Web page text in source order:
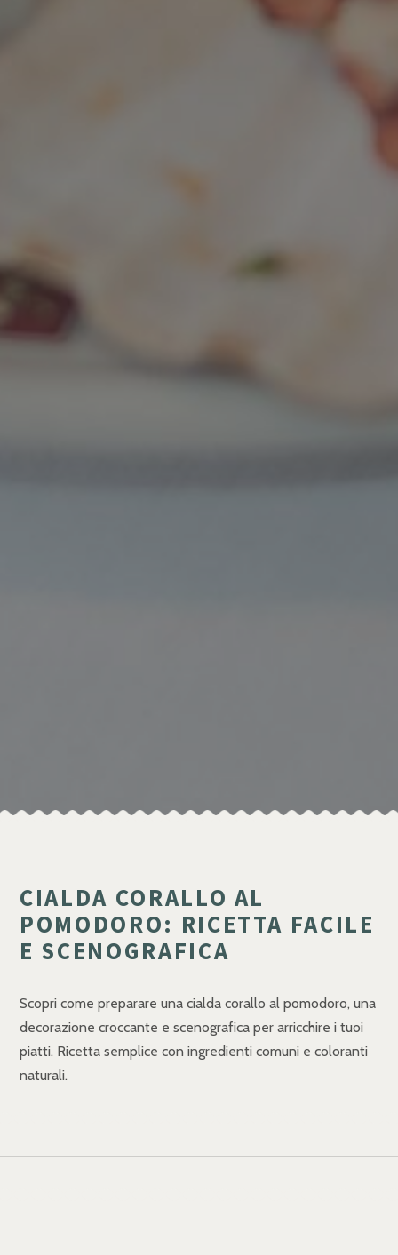
CIALDA CORALLO AL
POMODORO: RICETTA FACILE
E SCENOGRAFICA
Scopri come preparare una cialda corallo al pomodoro, una
decorazione croccante e scenografica per arricchire i tuoi
piatti. Ricetta semplice con ingredienti comuni e coloranti
naturali.